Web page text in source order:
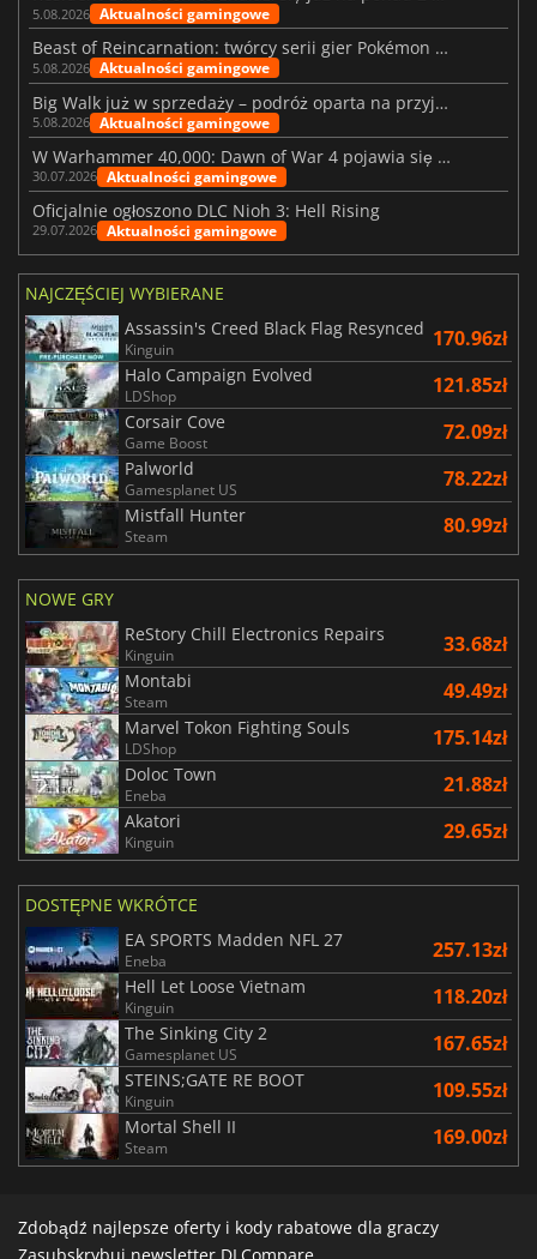
5.08.2026 Aktualności gamingowe
Beast of Reincarnation: twórcy serii gier Pokémon wkraczają na nową ścieżkę
5.08.2026 Aktualności gamingowe
Big Walk już w sprzedaży – podróż oparta na przyjaźni
5.08.2026 Aktualności gamingowe
W Warhammer 40,000: Dawn of War 4 pojawia się frakcja Nekronów
30.07.2026 Aktualności gamingowe
Oficjalnie ogłoszono DLC Nioh 3: Hell Rising
29.07.2026 Aktualności gamingowe
NAJCZĘŚCIEJ WYBIERANE
Assassin's Creed Black Flag Resynced
Kinguin 170.96zł
Halo Campaign Evolved
LDShop 121.85zł
Corsair Cove
Game Boost 72.09zł
Palworld
Gamesplanet US 78.22zł
Mistfall Hunter
Steam 80.99zł
NOWE GRY
ReStory Chill Electronics Repairs
Kinguin 33.68zł
Montabi
Steam 49.49zł
Marvel Tokon Fighting Souls
LDShop 175.14zł
Doloc Town
Eneba 21.88zł
Akatori
Kinguin 29.65zł
DOSTĘPNE WKRÓTCE
EA SPORTS Madden NFL 27
Eneba 257.13zł
Hell Let Loose Vietnam
Kinguin 118.20zł
The Sinking City 2
Gamesplanet US 167.65zł
STEINS;GATE RE BOOT
Kinguin 109.55zł
Mortal Shell II
Steam 169.00zł
Zdobądź najlepsze oferty i kody rabatowe dla graczy